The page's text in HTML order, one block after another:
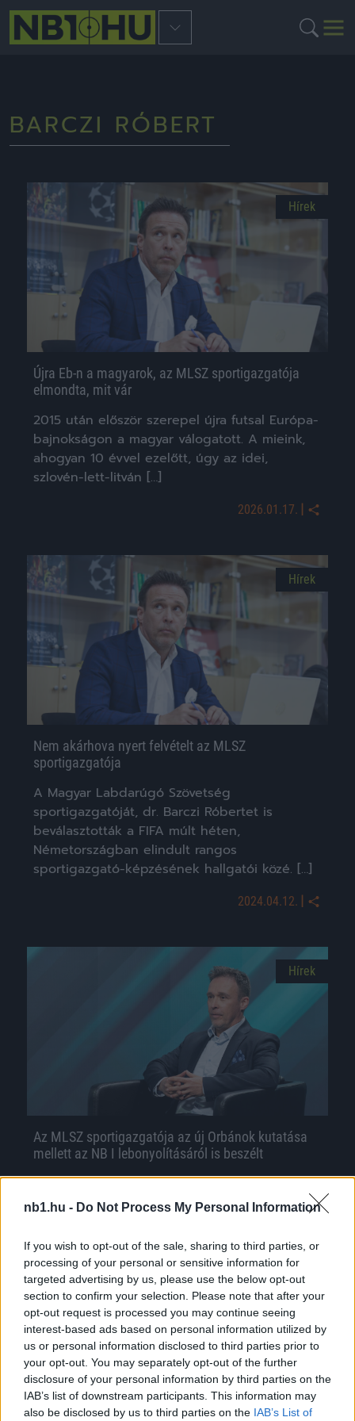
nb1.hu - Do Not Process My Personal Information
If you wish to opt-out of the sale, sharing to third parties, or
processing of your personal or sensitive information for
targeted advertising by us, please use the below opt-out
section to confirm your selection. Please note that after your
opt-out request is processed you may continue seeing
interest-based ads based on personal information utilized by
us or personal information disclosed to third parties prior to
your opt-out. You may separately opt-out of the further
disclosure of your personal information by third parties on the
IAB’s list of downstream participants. This information may
also be disclosed by us to third parties on the IAB’s List of
BARCZI RÓBERT
Hírek
Újra Eb-n a magyarok, az MLSZ sportigazgatója
elmondta, mit vár
2015 után először szerepel újra futsal Európa-
bajnokságon a magyar válogatott. A mieink,
ahogyan 10 évvel ezelőtt, úgy az idei,
szlovén-lett-litván […]
2026.01.17. |
Hírek
Nem akárhova nyert felvételt az MLSZ
sportigazgatója
A Magyar Labdarúgó Szövetség
sportigazgatóját, dr. Barczi Róbertet is
beválasztották a FIFA múlt héten,
Németországban elindult rangos
sportigazgató-képzésének hallgatói közé. […]
2024.04.12. |
Hírek
Az MLSZ sportigazgatója az új Orbánok kutatása
mellett az NB I lebonyolításáról is beszélt
1az1 című műsorunk legutóbbi vendége
Barczi Róbert volt. Az MLSZ sportigazgatójával
szerepeltetéséről. „Amikor négy évvel […]
2024.02.27. |
NB1